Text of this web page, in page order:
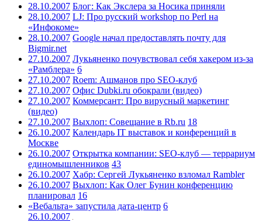
28.10.2007 Блог: Как Экслера за Носика приняли
28.10.2007 LJ: Про русский workshop по Perl на
«Инфокоме»
28.10.2007 Google начал предоставлять почту для
Bigmir.net
27.10.2007 Лукьяненко почувствовал себя хакером из-за
«Рамблера» 6
27.10.2007 Roem: Ашманов про SEO-клуб
27.10.2007 Офис Dubki.ru обокрали (видео)
27.10.2007 Коммерсант: Про вирусный маркетинг
(видео)
27.10.2007 Выхлоп: Совещание в Rb.ru 18
26.10.2007 Календарь IT выставок и конференций в
Москве
26.10.2007 Открытка компании: SEO-клуб — террариум
единомышленников 43
26.10.2007 Хабр: Сергей Лукьяненко взломал Rambler
26.10.2007 Выхлоп: Как Олег Бунин конференцию
планировал 16
«Вебальта» запустила дата-центр 6
26.10.2007